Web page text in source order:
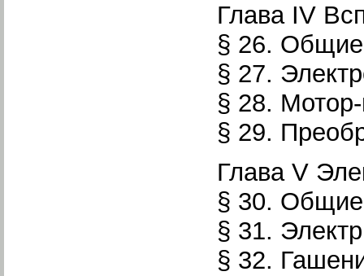
Глава IV
§ 26.
§ 27.
§ 28.
§ 29.
Глава V
§ 30.
§ 31.
§ 32.